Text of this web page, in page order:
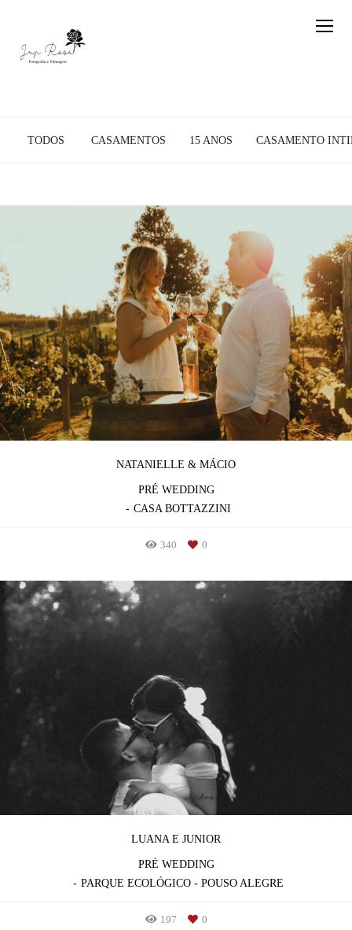
TODOS CASAMENTOS 15 ANOS CASAMENTO
NATANIELLE & MÁCIO
PRÉ WEDDING
CASA BOTTAZZINI
340 0
LUANA E JUNIOR
PRÉ WEDDING
PARQUE ECOLÓGICO - POUSO ALEGRE
197 0